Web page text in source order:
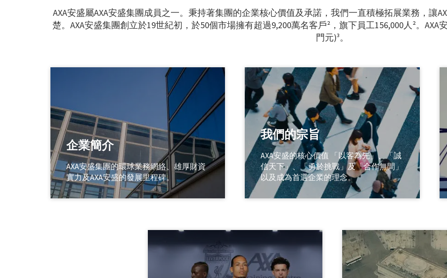
AXA安盛屬AXA安盛集團成員之一。秉持著集團的企業核心價值及承諾，我們一直積極拓展業務，讓
楚。AXA安盛集團創立於19世紀初，於50個市場擁有超過9,200萬名客戶²，旗下員工156,000人²。AXA
門元)³。
企業簡介
AXA安盛集團的環球業務網絡、雄厚財資
實力及AXA安盛的發展里程碑。
我們的宗旨
AXA安盛的核心價值 「以客為先」、「誠
信天下」、「勇於挑戰」及「合作無間」
以及成為首選企業的理念。